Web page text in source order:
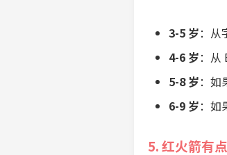
3-5 岁：从
4-6 岁：从
5-8 岁：如
6-9 岁：如
5. 红火箭有